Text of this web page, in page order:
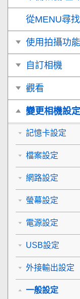
從MENU尋
使用拍攝功能
自訂相機
觀看
變更相機設定
記憶卡設定
檔案設定
網路設定
螢幕設定
電源設定
USB設定
外接輸出設定
一般設定